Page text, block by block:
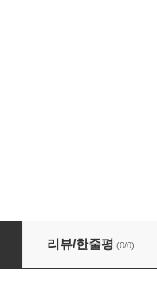
리뷰/한줄평 (0/0)